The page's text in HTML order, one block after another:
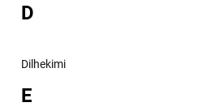
D
Dilhekimi
E